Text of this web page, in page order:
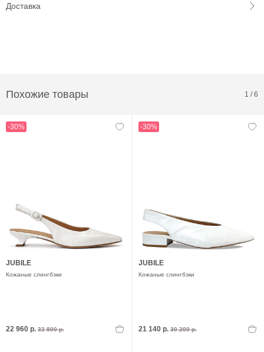
Доставка
Похожие товары 1 /6
-30%
JUBILE
Кожаные слингбэки
22 960 р. 32 800 р.
-30%
JUBILE
Кожаные слингбэки
21 140 р. 30 200 р.